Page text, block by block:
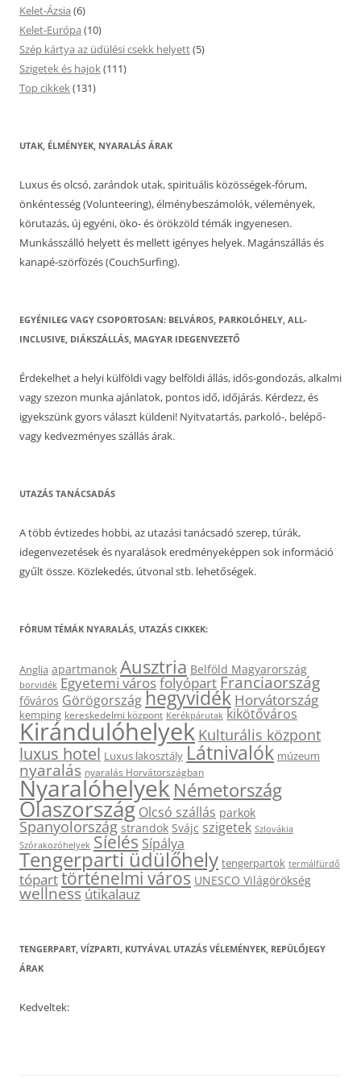
Kelet-Ázsia (6)
Kelet-Európa (10)
Szép kártya az üdülési csekk helyett(5)
Szigetek és hajok(111)
Top cikkek(131)
UTAK, ÉLMÉNYEK, NYARALÁS ÁRAK
Luxus és olcsó, zarándok utak, spirituális közösségek-fórum,
önkéntesség (Volunteering), élménybeszámolók, vélemények,
körutazás, új egyéni, öko- és örökzöld témák ingyenesen.
Munkásszálló helyett és mellett igényes helyek. Magánszállás és
kanapé-szörfözés (CouchSurfing).
EGYÉNILEG VAGY CSOPORTOSAN: BELVÁROS, PARKOLÓHELY, ALL-
INCLUSIVE, DIÁKSZÁLLÁS, MAGYAR IDEGENVEZETŐ
Érdekelhet a helyi külföldi vagy belföldi állás, idős-gondozás, alkalmi
vagy szezon munka ajánlatok, pontos idő, időjárás. Kérdezz, és
igyekszünk gyors választ küldeni! Nyitvatartás, parkoló-, belépő-
vagy kedvezményes szállás árak.
UTAZÁS TANÁCSADÁS
A több évtizedes hobbi, az utazási tanácsadó szerep, túrák,
idegenvezetések és nyaralások eredményeképpen sok információ
gyűlt össze. Közlekedés, útvonal stb. lehetőségek.
FÓRUM TÉMÁK NYARALÁS, UTAZÁS CIKKEK:
Anglia apartmanok Ausztria Belföld Magyarország
borvidék Egyetemi városfolyópartFranciaország
főváros Görögországhegyvidék Horvátország
kemping kereskedelmi központ Kerékpárutak kikötőváros
Kirándulóhelyek Kulturális központ
luxus hotel Luxus lakosztály Látnivalók múzeum
nyaralás nyaralás Horvátországban
Nyaralóhelyek Németország
Olaszország Olcsó szállás parkok
Spanyolország strandok Svájc szigetek Szlovákia
Szórakozóhelyek Síelés Sípálya
Tengerparti üdülőhely tengerpartok termálfürdő
tóparttörténelmi város UNESCO Világörökség
wellnessútikalauz
TENGERPART, VÍZPARTI, KUTYÁVAL UTAZÁS VÉLEMÉNYEK, REPÜLŐJEGY
ÁRAK
Kedveltek: